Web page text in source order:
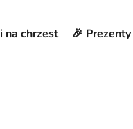
na chrzest 🎉